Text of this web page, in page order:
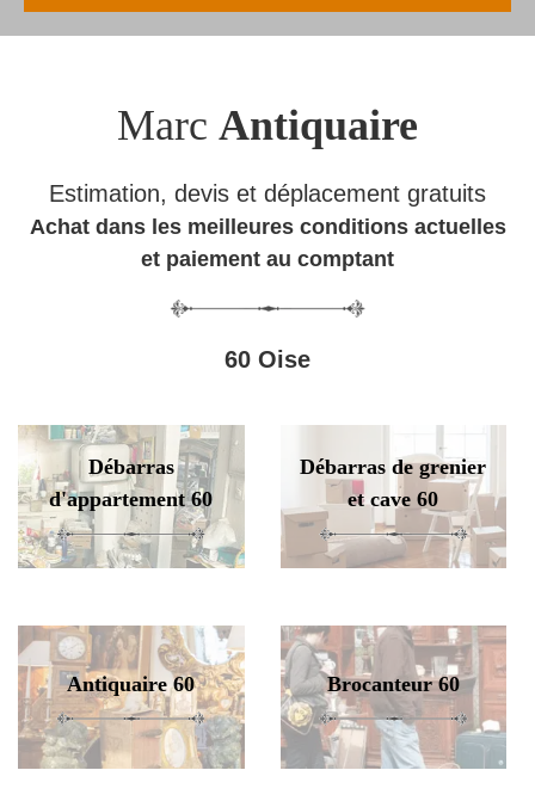
Marc Antiquaire
Estimation, devis et déplacement gratuits
Achat dans les meilleures conditions actuelles
et paiement au comptant
60 Oise
Débarras
d'appartement 60
Débarras de grenier
et cave 60
Antiquaire 60 Brocanteur 60